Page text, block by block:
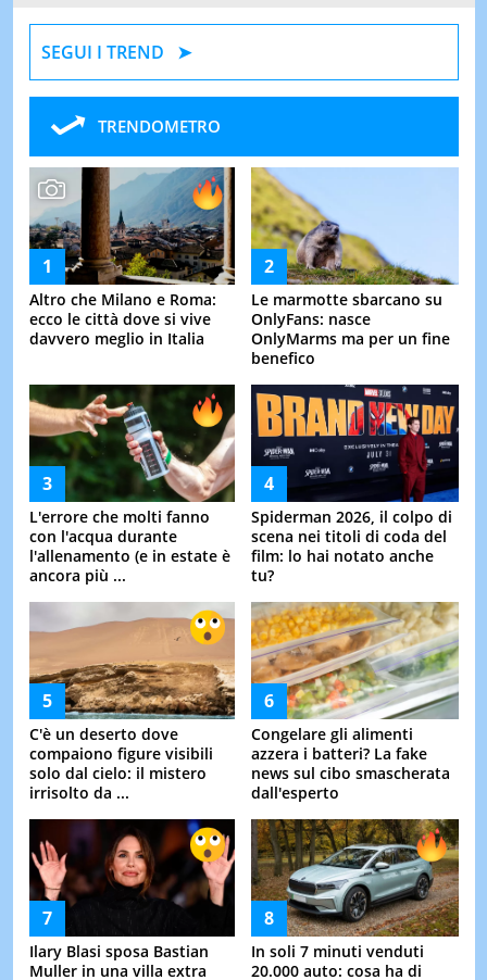
SEGUI I TREND
TRENDOMETRO
Altro che Milano e Roma:
ecco le città dove si vive
davvero meglio in Italia
Le marmotte sbarcano su
OnlyFans: nasce
OnlyMarms ma per un fine
benefico
L'errore che molti fanno
con l'acqua durante
l'allenamento (e in estate è
ancora più ...
Spiderman 2026, il colpo di
scena nei titoli di coda del
film: lo hai notato anche
tu?
C'è un deserto dove
compaiono figure visibili
solo dal cielo: il mistero
irrisolto da ...
Congelare gli alimenti
azzera i batteri? La fake
news sul cibo smascherata
dall'esperto
Ilary Blasi sposa Bastian
Muller in una villa extra
In soli 7 minuti venduti
20.000 auto: cosa ha di